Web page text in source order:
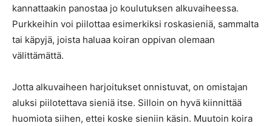
kannattaakin panostaa jo koulutuksen alkuvaiheessa.
Purkkeihin voi piilottaa esimerkiksi roskasieniä, sammalta
tai käpyjä, joista haluaa koiran oppivan olemaan
välittämättä.
Jotta alkuvaiheen harjoitukset onnistuvat, on omistajan
aluksi piilotettava sieniä itse. Silloin on hyvä kiinnittää
huomiota siihen, ettei koske sieniin käsin. Muutoin koira